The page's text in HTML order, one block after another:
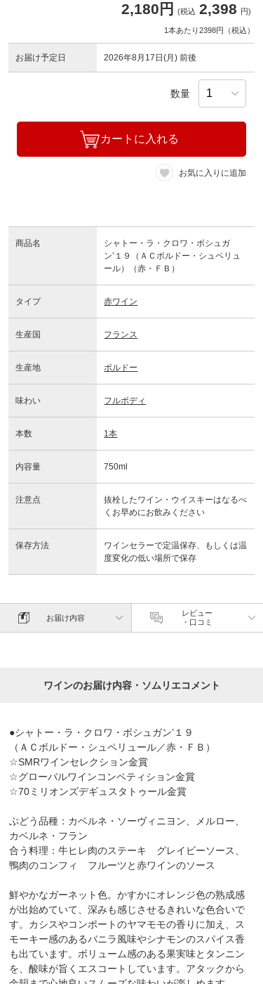
2,180円 (税込 2,398 円)
1本あたり2398円（税込）
お届け予定日 2026年8月17日(月) 前後
数量
カートに入れる
お気に入りに追加
商品名
シャトー・ラ・クロワ・ボシュガ
ン’１９（ＡＣボルドー・シュペリュ
ール）（赤・ＦＢ）
タイプ 赤ワイン
生産国 フランス
生産地 ボルドー
味わい フルボディ
本数 1本
内容量 750ml
注意点
抜栓したワイン・ウイスキーはなるべ
くお早めにお飲みください
保存方法
ワインセラーで定温保存、もしくは温
度変化の低い場所で保存
お届け内容
レビュー
・口コミ
ワインのお届け内容・ソムリエコメント
●シャトー・ラ・クロワ・ボシュガン’１９
（ＡＣボルドー・シュペリュール／赤・ＦＢ）
☆SMRワインセレクション金賞
☆グローバルワインコンペティション金賞
☆70ミリオンズデギュスタトゥール金賞
ぶどう品種：カベルネ・ソーヴィニヨン、メルロー、
カベルネ・フラン
合う料理：牛ヒレ肉のステーキ グレイビーソース、
鴨肉のコンフィ フルーツと赤ワインのソース
鮮やかなガーネット色。かすかにオレンジ色の熟成感
が出始めていて、深みも感じさせるきれいな色合いで
す。カシスやコンポートのヤマモモの香りに加え、ス
モーキー感のあるバニラ風味やシナモンのスパイス香
も出ています。ボリューム感のある果実味とタンニン
を、酸味が旨くエスコートしています。アタックから